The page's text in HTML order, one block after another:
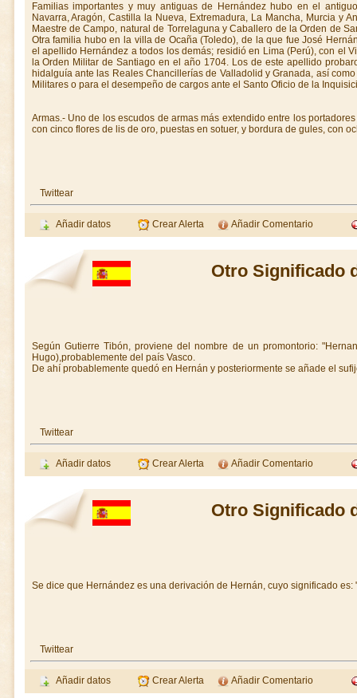
Familias importantes y muy antiguas de Hernández hubo en el
Navarra, Aragón, Castilla la Nueva, Extremadura, La Mancha, Murcia y
Maestre de Campo, natural de Torrelaguna y Caballero de la Orden de
Otra familia hubo en la villa de Ocaña (Toledo), de la que fue José
el apellido Hernández a todos los demás; residió en Lima (Perú), con el
la Orden Militar de Santiago en el año 1704. Los de este apellido
hidalguía ante las Reales Chancillerías de Valladolid y Granada, así
Militares o para el desempeño de cargos ante el Santo Oficio de la
Armas.- Uno de los escudos de armas más extendido entre los
con cinco flores de lis de oro, puestas en sotuer, y bordura de gules, con
Twittear
Añadir datos Crear Alerta Añadir Comentario
Otro Significado
Según Gutierre Tibón, proviene del nombre de un promontorio:
Hugo),probablemente del país Vasco.
De ahí probablemente quedó en Hernán y posteriormente se añade el
Twittear
Añadir datos Crear Alerta Añadir Comentario
Otro Significado
Se dice que Hernández es una derivación de Hernán, cuyo significado es:
Twittear
Añadir datos Crear Alerta Añadir Comentario